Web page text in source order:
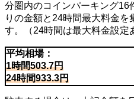
分圏内のコインパーキング16
りの金額と24時間最大料金を
す。（24時間は最大料金設定
平均相場：
1時間503.7円
24時間933.3円